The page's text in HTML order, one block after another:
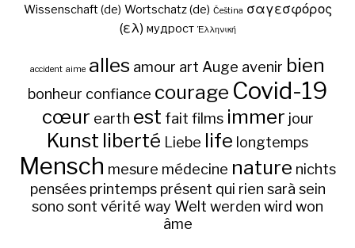
Wissenschaft (de) Wortschatz (de) Čeština σαγεσφόρος
(ελ) мудрост Ἑλληνική
accident aime alles amour art Auge avenir bien
bonheur confiance courage Covid-19
cœur earth est fait films immer jour
Kunst liberté Liebe life longtemps
Mensch mesure médecine nature nichts
pensées printemps présent qui rien sarà sein
sono sont vérité way Welt werden wird won
âme